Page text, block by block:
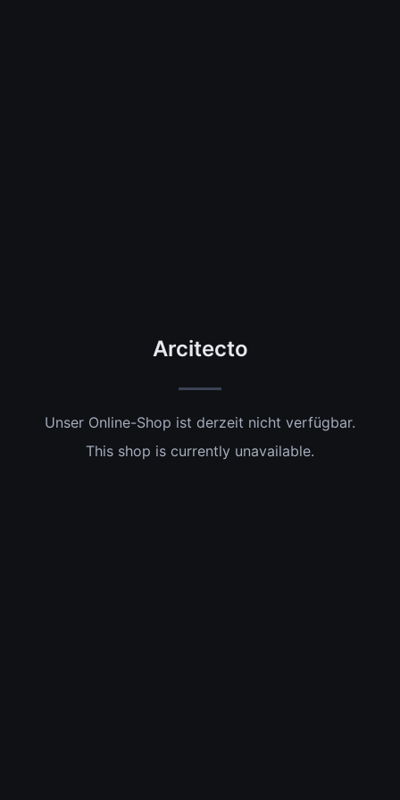
Arcitecto
Unser Online-Shop ist derzeit nicht verfügbar.
This shop is currently unavailable.